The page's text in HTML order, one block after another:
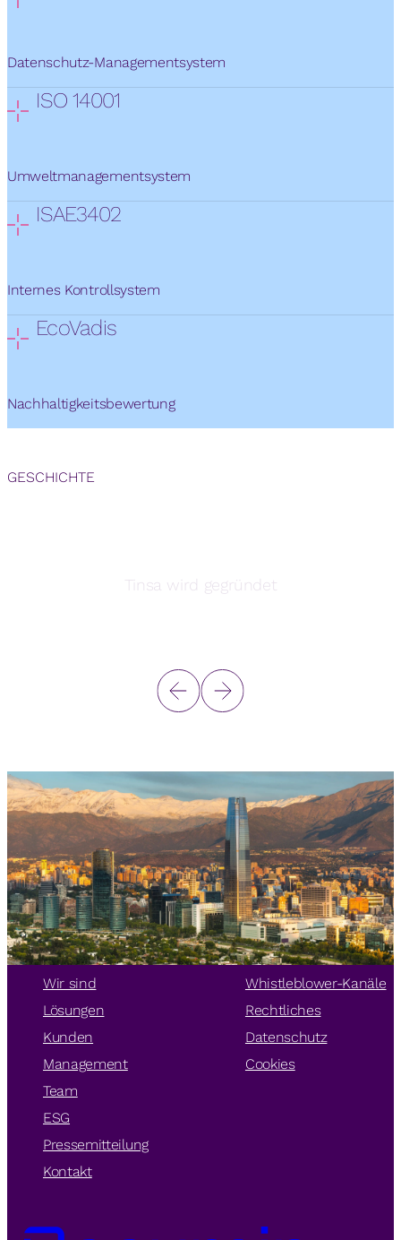
Datenschutz-Managementsystem
ISO 14001
Umweltmanagementsystem
ISAE3402
Internes Kontrollsystem
EcoVadis
Nachhaltigkeitsbewertung
GESCHICHTE
Tinsa wird gegründet
Wir sind
Lösungen
Kunden
Management
Team
ESG
Pressemitteilung
Kontakt
Whistleblower-Kanäle
Rechtliches
Datenschutz
Cookies